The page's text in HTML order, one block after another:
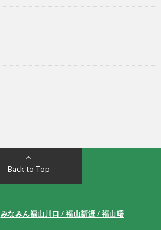
Back to Top
みなみん福山川口 / 福山新涯 / 福山曙